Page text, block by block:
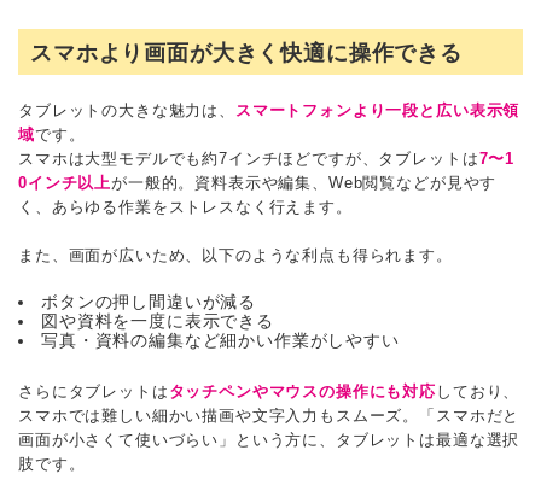
スマホより画面が大きく快適に操作できる
タブレットの大きな魅力は、
スマートフォンより一段と広い表示領
域です。
スマホは大型モデルでも約7インチほどですが、タブレットは7〜1
0インチ以上が一般的。資料表示や編集、Web閲覧などが見やす
く、あらゆる作業をストレスなく行えます。
また、画面が広いため、以下のような利点も得られます。
ボタンの押し間違いが減る
図や資料を一度に表示できる
写真・資料の編集など細かい作業がしやすい
さらにタブレットは タッチペンやマウスの操作にも対応 しており、
スマホでは難しい細かい描画や文字入力もスムーズ。「スマホだと
画面が小さくて使いづらい」という方に、タブレットは最適な選択
肢です。